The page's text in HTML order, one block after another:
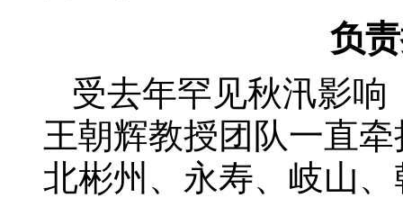
负
受去年罕见秋汛影
王朝辉教授团队一直
北彬州、永寿、岐山